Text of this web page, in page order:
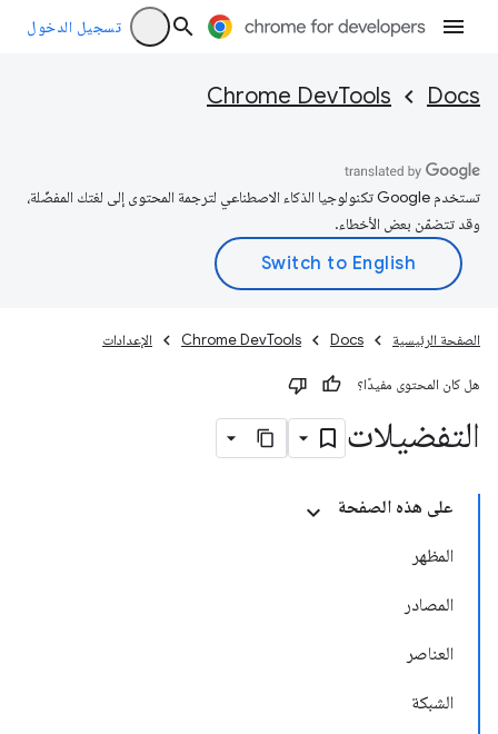
تسجيل الدخول
Docs
Chrome DevTools
تستخدم Google تكنولوجيا الذكاء الاصطناعي لترجمة المحتوى إلى لغتك المفضّلة،
وقد تتضمّن بعض الأخطاء.
الصفحة الرئيسية Docs
Chrome DevTools الإعدادات
هل كان المحتوى مفيدًا؟
التفضيلات
على هذه الصفحة
المظهر
المصادر
العناصر
الشبكة